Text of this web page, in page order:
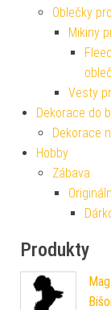
Oblečky
Mikiny
Vesty
Dekorace do
Dekorace
Hobby
Zábava
Produkty